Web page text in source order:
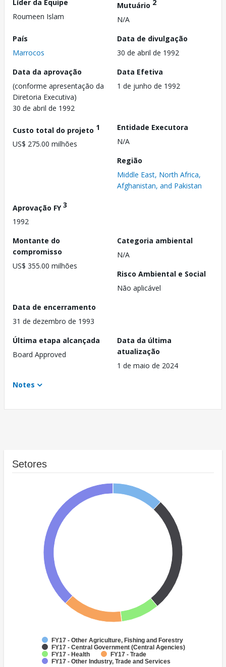
Líder da Equipe
Roumeen Islam
Mutuário 2
N/A
País
Marrocos
Data de divulgação
30 de abril de 1992
Data da aprovação
(conforme apresentação da
Diretoria Executiva)
30 de abril de 1992
Data Efetiva
1 de junho de 1992
Custo total do projeto 1
US$ 275.00 milhões
Entidade Executora
N/A
Região
Middle East, North Africa,
Afghanistan, and Pakistan
Aprovação FY3
1992
Montante do
compromisso
US$ 355.00 milhões
Categoria ambiental
N/A
Risco Ambiental e Social
Não aplicável
Data de encerramento
31 de dezembro de 1993
Última etapa alcançada
Board Approved
Data da última
atualização
1 de maio de 2024
Notes
Setores
FY17 - Other Agriculture, Fishing and Forestry
FY17 - Central Government (Central Agencies)
FY17 - Health
FY17 - Trade
FY17 - Other Industry, Trade and Services